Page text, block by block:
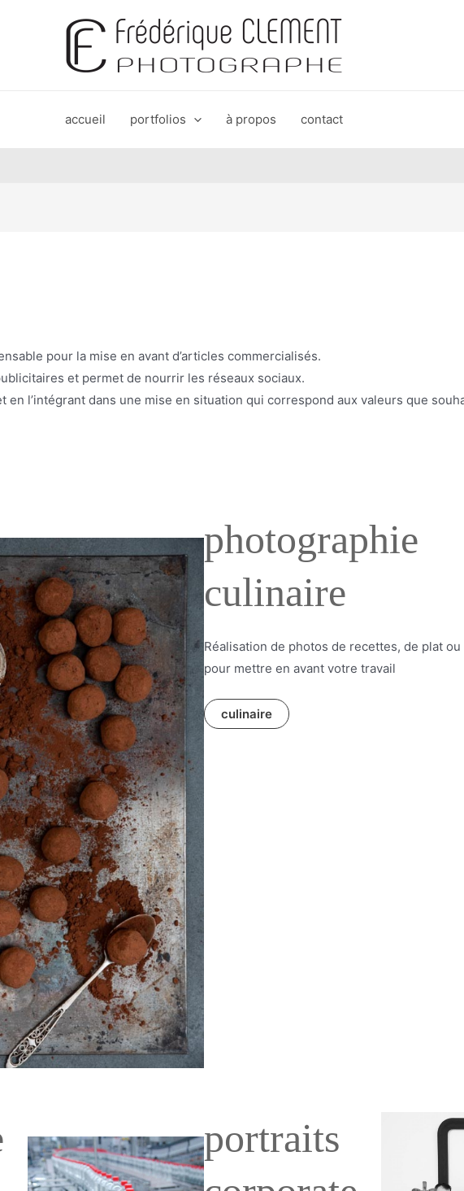
accueil portfolios à propos contact
pour la mise en avant d’articles commercialisés.
et permet de nourrir les réseaux sociaux.
en l’intégrant dans une mise en situation qui correspond aux valeurs que
photographie
culinaire
Réalisation de photos de recettes, de plat ou
pour mettre en avant votre travail
culinaire
portraits